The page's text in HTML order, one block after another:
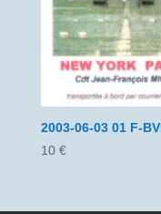
2003-06-03 01 F-
10 €